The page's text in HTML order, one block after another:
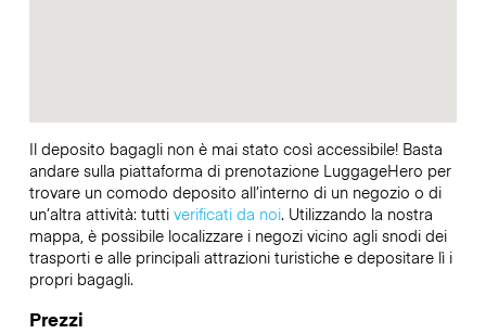
Il deposito bagagli non è mai stato così accessibile! Basta
andare sulla piattaforma di prenotazione LuggageHero per
trovare un comodo deposito all’interno di un negozio o di
un’altra attività: tutti verificati da noi. Utilizzando la nostra
mappa, è possibile localizzare i negozi vicino agli snodi dei
trasporti e alle principali attrazioni turistiche e depositare lì i
propri bagagli.
Prezzi